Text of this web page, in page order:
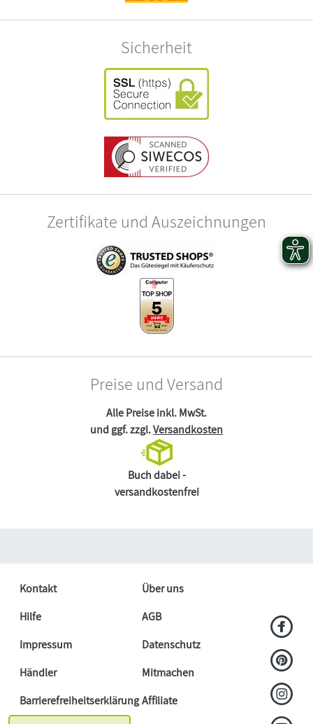
Sicherheit
Zertifikate und Auszeichnungen
Preise und Versand
Alle Preise inkl. MwSt.
und ggf. zzgl.Versandkosten
Buch dabei -
versandkostenfrei
Kontakt
Über uns
Hilfe
AGB
Impressum
Datenschutz
Händler
Mitmachen
BarrierefreiheitserklärungAffiliate